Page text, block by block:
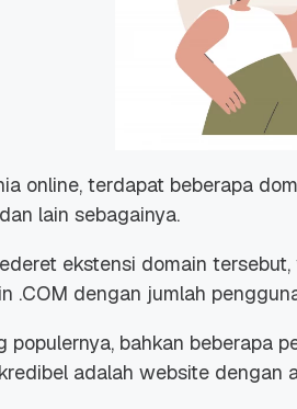
online, terdapat beberapa
lain sebagainya.
ekstensi domain
.COM dengan jumlah
populernya, bahkan beberapa
adalah website dengan